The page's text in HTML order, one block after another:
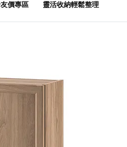
價專區 靈活收納輕鬆整理